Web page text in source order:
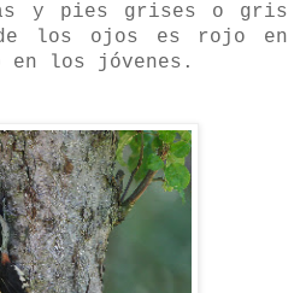
y pies grises o gris
los ojos es rojo en
en los jóvenes.